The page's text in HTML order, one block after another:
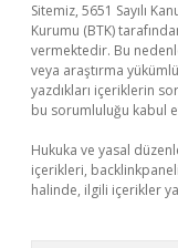
Sitemiz, 5651 Sayılı
Kurumu (BTK)
vermektedir. Bu
veya araştırma
yazdıkları içeriklerin
bu sorumluluğu kabul
Hukuka ve yasal
içerikleri,
halinde, ilgili içerikler